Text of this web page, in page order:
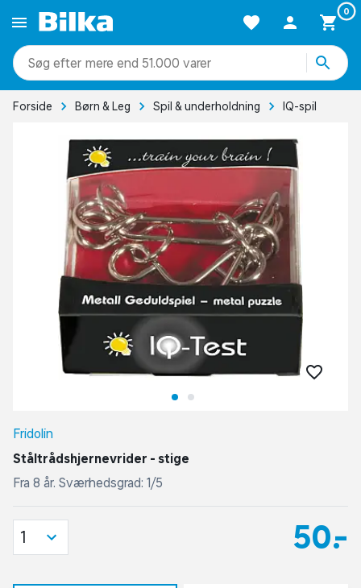
0
mere end 51.000 varer
Forside Børn & Leg Spil & underholdning IQ-spil
Fridolin
Ståltrådshjernevrider - stige
Fra 8 år. Sværhedsgrad: 1/5
50,-
1